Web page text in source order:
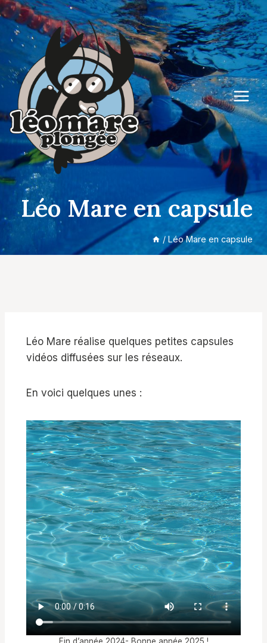
Aller
au
contenu
Léo Mare en capsule
/ Léo Mare en capsule
Léo Mare réalise quelques petites capsules
vidéos diffusées sur les réseaux.
En voici quelques unes :
Fin d’année 2024- Bonne année 2025 !